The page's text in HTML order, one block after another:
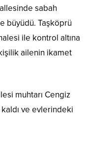
sabah
büyüdü. Taşköprü
ile kontrol altına
ailenin ikamet
muhtarı Cengiz
kaldı ve evlerindeki